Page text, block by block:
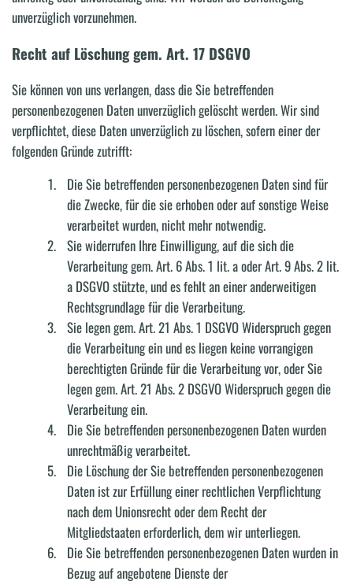
unverzüglich vorzunehmen.
Recht auf Löschung gem. Art. 17 DSGVO
Sie können von uns verlangen, dass die Sie betreffenden
personenbezogenen Daten unverzüglich gelöscht werden. Wir sind
verpflichtet, diese Daten unverzüglich zu löschen, sofern einer der
folgenden Gründe zutrifft:
Die Sie betreffenden personenbezogenen Daten sind für
die Zwecke, für die sie erhoben oder auf sonstige Weise
verarbeitet wurden, nicht mehr notwendig.
Sie widerrufen Ihre Einwilligung, auf die sich die
Verarbeitung gem. Art. 6 Abs. 1 lit. a oder Art. 9 Abs. 2 lit.
a DSGVO stützte, und es fehlt an einer anderweitigen
Rechtsgrundlage für die Verarbeitung.
Sie legen gem. Art. 21 Abs. 1 DSGVO Widerspruch gegen
die Verarbeitung ein und es liegen keine vorrangigen
berechtigten Gründe für die Verarbeitung vor, oder Sie
legen gem. Art. 21 Abs. 2 DSGVO Widerspruch gegen die
Verarbeitung ein.
Die Sie betreffenden personenbezogenen Daten wurden
unrechtmäßig verarbeitet.
Die Löschung der Sie betreffenden personenbezogenen
Daten ist zur Erfüllung einer rechtlichen Verpflichtung
nach dem Unionsrecht oder dem Recht der
Mitgliedstaaten erforderlich, dem wir unterliegen.
Die Sie betreffenden personenbezogenen Daten wurden in
Bezug auf angebotene Dienste der